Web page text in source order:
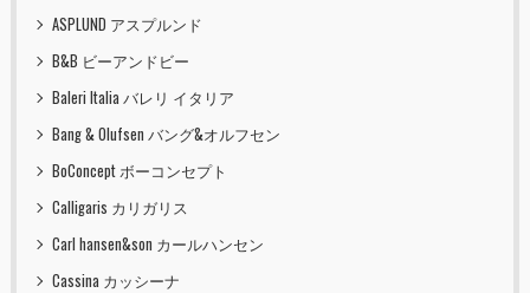
ASPLUND アスプルンド
B&B ビーアンドビー
Baleri Italia バレリ イタリア
Bang & Olufsen バング&オルフセン
BoConcept ボーコンセプト
Calligaris カリガリス
Carl hansen&son カールハンセン
Cassina カッシーナ